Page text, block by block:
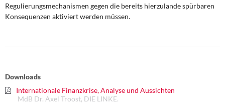
Institut Solidarische Moderne
Kontakt
Regulierungsmechanismen gegen die bereits hierzulande spürbaren
Konsequenzen aktiviert werden müssen.
Downloads
Internationale Finanzkrise, Analyse und Aussichten
MdB Dr. Axel Troost, DIE LINKE.